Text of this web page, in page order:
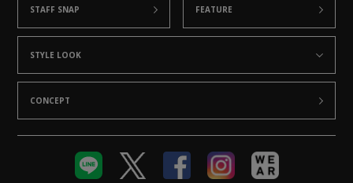
STAFF SNAP FEATURE
STYLE LOOK
CONCEPT